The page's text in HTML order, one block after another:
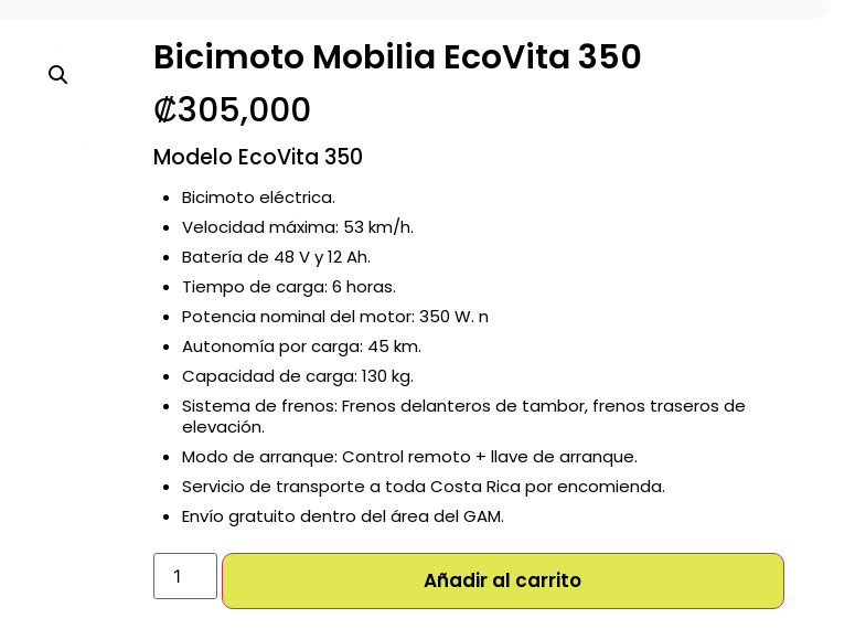
Bicimoto Mobilia EcoVita 350
₡305,000
Modelo EcoVita 350
Bicimoto eléctrica.
Velocidad máxima: 53 km/h.
Batería de 48 V y 12 Ah.
Tiempo de carga: 6 horas.
Potencia nominal del motor: 350 W. n
Autonomía por carga: 45 km.
Capacidad de carga: 130 kg.
Sistema de frenos: Frenos delanteros de tambor, frenos traseros de
elevación.
Modo de arranque: Control remoto + llave de arranque.
Servicio de transporte a toda Costa Rica por encomienda.
Envío gratuito dentro del área del GAM.
Añadir al carrito